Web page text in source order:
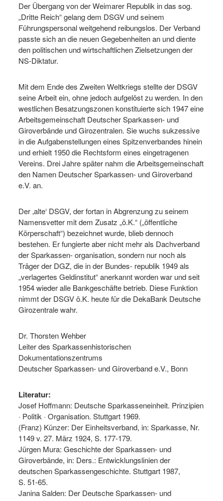
Der Übergang von der Weimarer Republik in das sog.
„Dritte Reich“ gelang dem DSGV und seinem
Führungspersonal weitgehend reibungslos. Der Verband
passte sich an die neuen Gegebenheiten an und diente
den politischen und wirtschaftlichen Zielsetzungen der
NS-Diktatur.
Mit dem Ende des Zweiten Weltkriegs stellte der DSGV
seine Arbeit ein, ohne jedoch aufgelöst zu werden. In den
westlichen Besatzungszonen konstituierte sich 1947 eine
Arbeitsgemeinschaft Deutscher Sparkassen- und
Giroverbände und Girozentralen. Sie wuchs sukzessive
in die Aufgabenstellungen eines Spitzenverbandes hinein
und erhielt 1950 die Rechtsform eines eingetragenen
Vereins. Drei Jahre später nahm die Arbeitsgemeinschaft
den Namen Deutscher Sparkassen- und Giroverband
e.V. an.
Der ‚alte‘ DSGV, der fortan in Abgrenzung zu seinem
Namensvetter mit dem Zusatz „ö.K.“ („öffentliche
Körperschaft“) bezeichnet wurde, blieb dennoch
bestehen. Er fungierte aber nicht mehr als Dachverband
der Sparkassen- organisation, sondern nur noch als
Träger der DGZ, die in der Bundes- republik 1949 als
„verlagertes Geldinstitut“ anerkannt worden war und seit
1954 wieder alle Bankgeschäfte betrieb. Diese Funktion
nimmt der DSGV ö.K. heute für die DekaBank Deutsche
Girozentrale wahr.
Dr. Thorsten Wehber
Leiter des Sparkassenhistorischen
Dokumentationszentrums
Deutscher Sparkassen- und Giroverband e.V., Bonn
Literatur:
Josef Hoffmann: Deutsche Sparkasseneinheit. Prinzipien
· Politik · Organisation. Stuttgart 1969.
(Franz) Künzer: Der Einheitsverband, in: Sparkasse, Nr.
1149 v. 27. März 1924, S. 177-179.
Jürgen Mura: Geschichte der Sparkassen- und
Giroverbände, in: Ders.: Entwicklungslinien der
deutschen Sparkassengeschichte. Stuttgart 1987,
S. 51-65.
Janina Salden: Der Deutsche Sparkassen- und